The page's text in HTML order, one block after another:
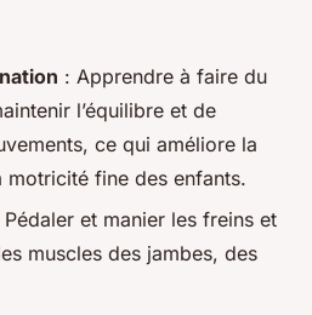
: Apprendre à faire du
l’équilibre et de
ce qui améliore la
fine des enfants.
Pédaler et manier les freins et
muscles des jambes, des